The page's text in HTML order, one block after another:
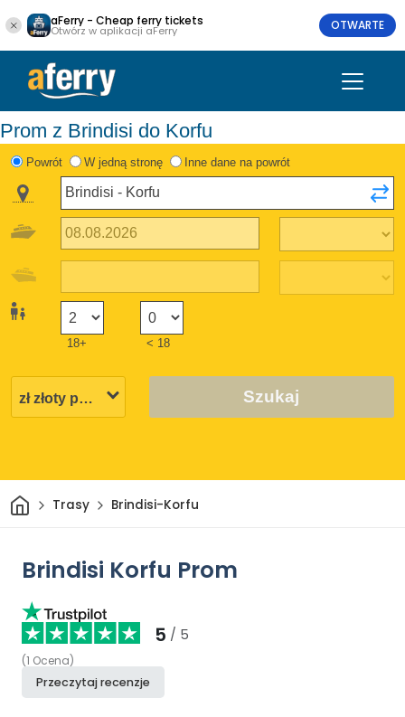
aFerry - Cheap ferry tickets
Otwórz w aplikacji aFerry OTWARTE
Prom z Brindisi do Korfu
Powrót W jedną stronę Inne dane na powrót
18+ < 18
Szukaj
DomTrasy Brindisi-Korfu
Brindisi Korfu Prom
5 / 5
(1 Ocena)
Przeczytaj recenzje